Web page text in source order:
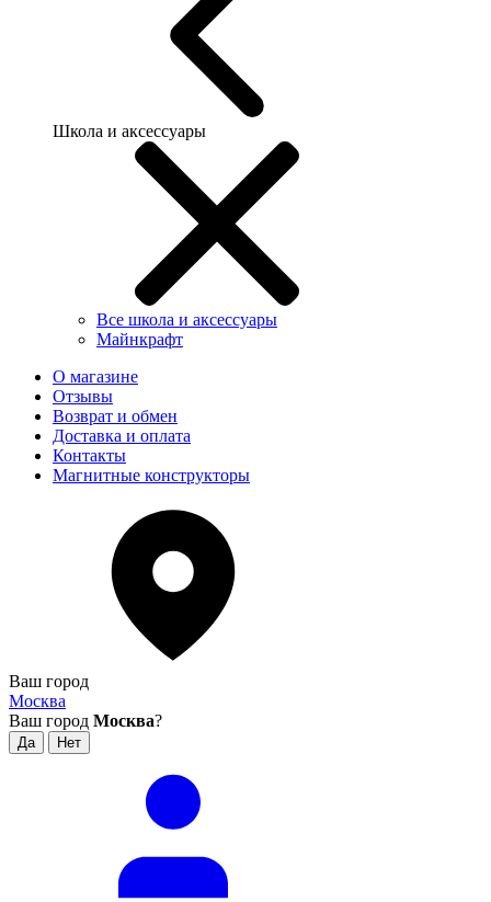
Школа и аксессуары
Все школа и аксессуары
Майнкрафт
О магазине
Отзывы
Возврат и обмен
Доставка и оплата
Контакты
Магнитные конструкторы
Ваш город
Москва
Ваш город Москва?